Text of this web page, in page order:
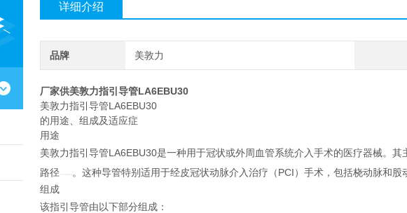
详细介绍
品牌 美敦力
厂家供美敦力指引导管LA6EBU30
美敦力指引导管LA6EBU30
的用途、组成及适应症
用途
美敦力指引导管LA6EBU30是一种用于冠状或外周血管系统介入手术的医疗器械。
路径
。这种导管特别适用于经皮冠状动脉介入治疗（PCI）手术，包括桡动脉和股
组成
该指引导管由以下部分组成：